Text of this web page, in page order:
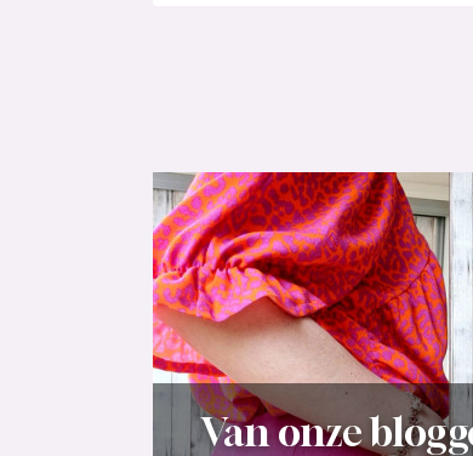
Van onze